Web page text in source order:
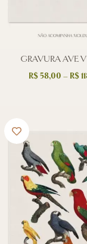
GRAVURA AVE
R$58,00 – R$